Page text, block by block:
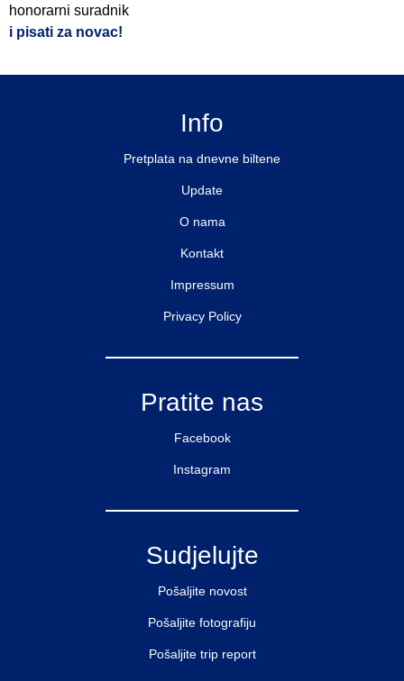
honorarni suradnik
i pisati za novac!
Info
Pretplata na dnevne biltene
Update
O nama
Kontakt
Impressum
Privacy Policy
Pratite nas
Facebook
Instagram
Sudjelujte
Pošaljite novost
Pošaljite fotografiju
Pošaljite trip report